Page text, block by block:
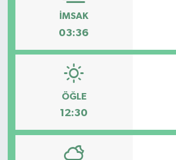
İMSAK
03:36
ÖĞLE
12:30